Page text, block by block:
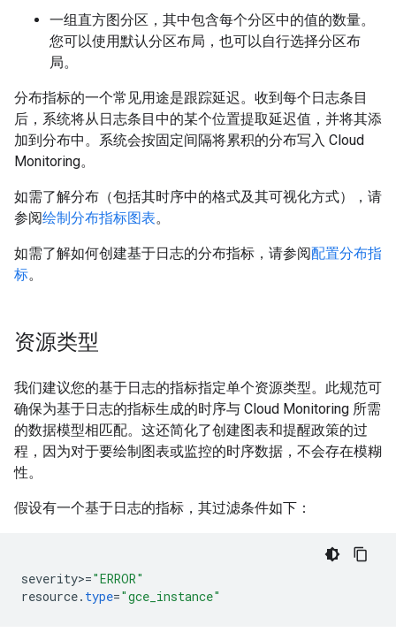
一组直方图分区，其中包含每个分区中的值的数量。
您可以使用默认分区布局，也可以自行选择分区布
局。
分布指标的一个常见用途是跟踪延迟。收到每个日志条目
后，系统将从日志条目中的某个位置提取延迟值，并将其添
加到分布中。系统会按固定间隔将累积的分布写入 Cloud
Monitoring。
如需了解分布（包括其时序中的格式及其可视化方式），请
参阅绘制分布指标图表。
如需了解如何创建基于日志的分布指标，请参阅配置分布指
标。
资源类型
我们建议您的基于日志的指标指定单个资源类型。此规范可
确保为基于日志的指标生成的时序与 Cloud Monitoring 所需
的数据模型相匹配。这还简化了创建图表和提醒政策的过
程，因为对于要绘制图表或监控的时序数据，不会存在模糊
性。
假设有一个基于日志的指标，其过滤条件如下：
severity>="ERROR"
resource. type="gce_instance"